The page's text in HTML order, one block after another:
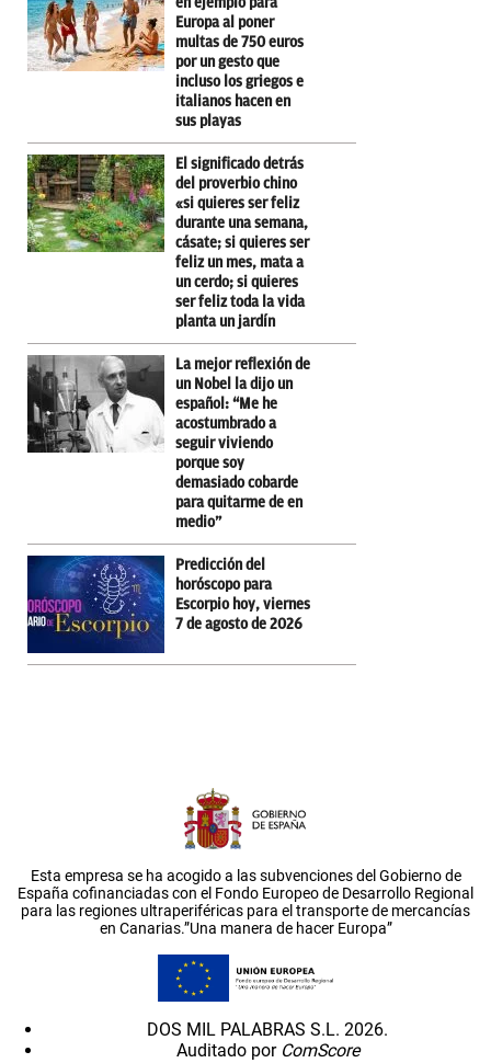
Europa al poner
multas de 750 euros
por un gesto que
incluso los griegos e
italianos hacen en
sus playas
El significado detrás
del proverbio chino
«si quieres ser feliz
durante una semana,
cásate; si quieres ser
feliz un mes, mata a
un cerdo; si quieres
ser feliz toda la vida
planta un jardín
La mejor reflexión de
un Nobel la dijo un
español: “Me he
acostumbrado a
seguir viviendo
porque soy
demasiado cobarde
para quitarme de en
medio”
Predicción del
horóscopo para
Escorpio hoy, viernes
7 de agosto de 2026
Esta empresa se ha acogido a las subvenciones del Gobierno de
España cofinanciadas con el Fondo Europeo de Desarrollo Regional
para las regiones ultraperiféricas para el transporte de mercancías
en Canarias.”Una manera de hacer Europa”
DOS MIL PALABRAS S.L. 2026.
Auditado por ComScore